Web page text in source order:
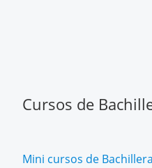
Cursos de
Mini cursos de